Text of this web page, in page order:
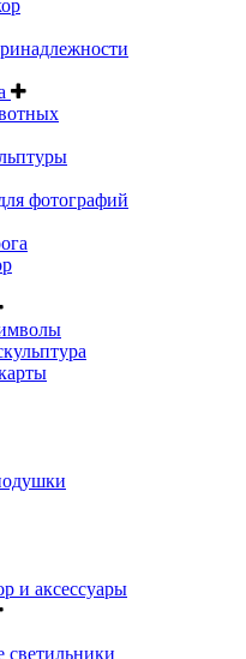
фотографий
и аксессуары
светильники